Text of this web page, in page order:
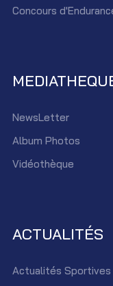
Concours
NewsLetter
Album Photos
Vidéothèque
ACTUALITÉS
Actualités Sportives